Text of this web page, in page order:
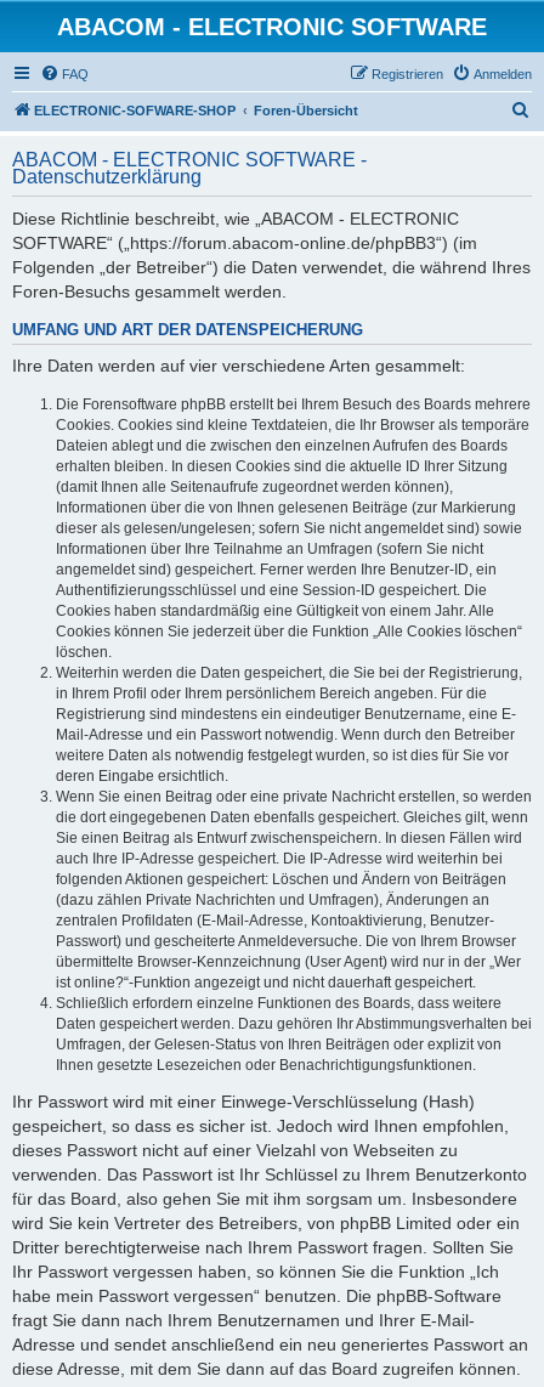
ABACOM - ELECTRONIC SOFTWARE
FAQ Anmelden
Registrieren
ELECTRONIC-SOFWARE-SHOP Foren-Übersicht
h
ABACOM - ELECTRONIC SOFTWARE -
Datenschutzerklärung
Diese Richtlinie beschreibt, wie „ABACOM - ELECTRONIC
SOFTWARE“ („https://forum.abacom-online.de/phpBB3“) (im
Folgenden „der Betreiber“) die Daten verwendet, die während Ihres
Foren-Besuchs gesammelt werden.
UMFANG UND ART DER DATENSPEICHERUNG
Ihre Daten werden auf vier verschiedene Arten gesammelt:
Die Forensoftware phpBB erstellt bei Ihrem Besuch des Boards mehrere
Cookies. Cookies sind kleine Textdateien, die Ihr Browser als temporäre
Dateien ablegt und die zwischen den einzelnen Aufrufen des Boards
erhalten bleiben. In diesen Cookies sind die aktuelle ID Ihrer Sitzung
(damit Ihnen alle Seitenaufrufe zugeordnet werden können),
Informationen über die von Ihnen gelesenen Beiträge (zur Markierung
dieser als gelesen/ungelesen; sofern Sie nicht angemeldet sind) sowie
Informationen über Ihre Teilnahme an Umfragen (sofern Sie nicht
angemeldet sind) gespeichert. Ferner werden Ihre Benutzer-ID, ein
Authentifizierungsschlüssel und eine Session-ID gespeichert. Die
Cookies haben standardmäßig eine Gültigkeit von einem Jahr. Alle
Cookies können Sie jederzeit über die Funktion „Alle Cookies löschen“
löschen.
Weiterhin werden die Daten gespeichert, die Sie bei der Registrierung,
in Ihrem Profil oder Ihrem persönlichem Bereich angeben. Für die
Registrierung sind mindestens ein eindeutiger Benutzername, eine E-
Mail-Adresse und ein Passwort notwendig. Wenn durch den Betreiber
weitere Daten als notwendig festgelegt wurden, so ist dies für Sie vor
deren Eingabe ersichtlich.
Wenn Sie einen Beitrag oder eine private Nachricht erstellen, so werden
die dort eingegebenen Daten ebenfalls gespeichert. Gleiches gilt, wenn
Sie einen Beitrag als Entwurf zwischenspeichern. In diesen Fällen wird
auch Ihre IP-Adresse gespeichert. Die IP-Adresse wird weiterhin bei
folgenden Aktionen gespeichert: Löschen und Ändern von Beiträgen
(dazu zählen Private Nachrichten und Umfragen), Änderungen an
zentralen Profildaten (E-Mail-Adresse, Kontoaktivierung, Benutzer-
Passwort) und gescheiterte Anmeldeversuche. Die von Ihrem Browser
übermittelte Browser-Kennzeichnung (User Agent) wird nur in der „Wer
ist online?“-Funktion angezeigt und nicht dauerhaft gespeichert.
Schließlich erfordern einzelne Funktionen des Boards, dass weitere
Daten gespeichert werden. Dazu gehören Ihr Abstimmungsverhalten bei
Umfragen, der Gelesen-Status von Ihren Beiträgen oder explizit von
Ihnen gesetzte Lesezeichen oder Benachrichtigungsfunktionen.
Ihr Passwort wird mit einer Einwege-Verschlüsselung (Hash)
gespeichert, so dass es sicher ist. Jedoch wird Ihnen empfohlen,
dieses Passwort nicht auf einer Vielzahl von Webseiten zu
verwenden. Das Passwort ist Ihr Schlüssel zu Ihrem Benutzerkonto
für das Board, also gehen Sie mit ihm sorgsam um. Insbesondere
wird Sie kein Vertreter des Betreibers, von phpBB Limited oder ein
Dritter berechtigterweise nach Ihrem Passwort fragen. Sollten Sie
Ihr Passwort vergessen haben, so können Sie die Funktion „Ich
habe mein Passwort vergessen“ benutzen. Die phpBB-Software
fragt Sie dann nach Ihrem Benutzernamen und Ihrer E-Mail-
Adresse und sendet anschließend ein neu generiertes Passwort an
diese Adresse, mit dem Sie dann auf das Board zugreifen können.